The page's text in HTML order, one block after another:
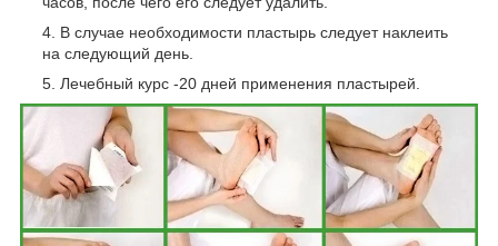
В случае необходимости пластырь следует наклеить
на следующий день.
Лечебный курс -20 дней применения пластырей.